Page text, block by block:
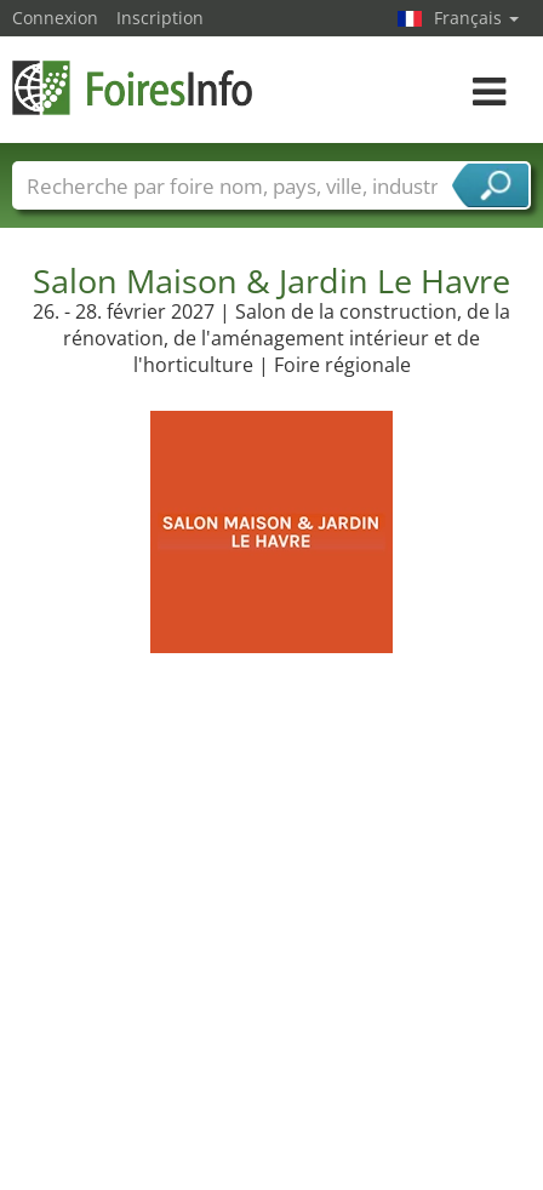
Salon Maison & Jardin Le Havre
26. - 28. février 2027 | Salon de la construction, de la
rénovation, de l'aménagement intérieur et de
l'horticulture | Foire régionale
Connexion Inscription Français
Toggle
Foire noms Pays Villes
Secteurs de foire